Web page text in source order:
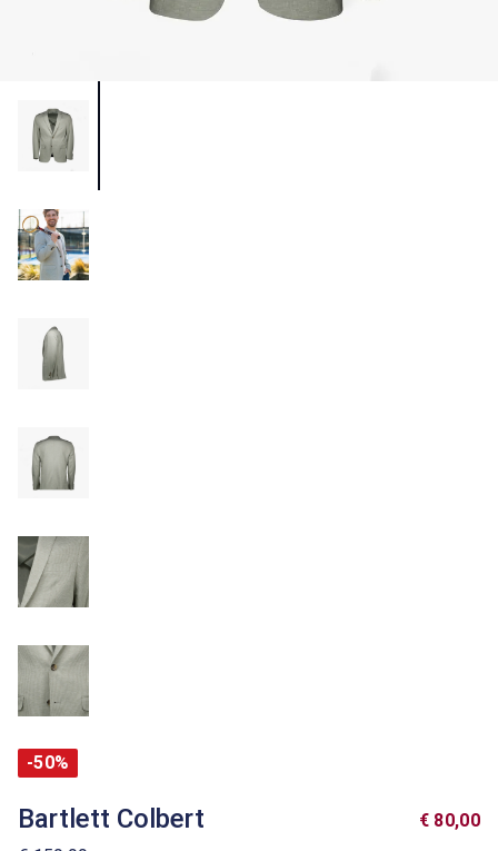
-50%
Bartlett Colbert € 80,00